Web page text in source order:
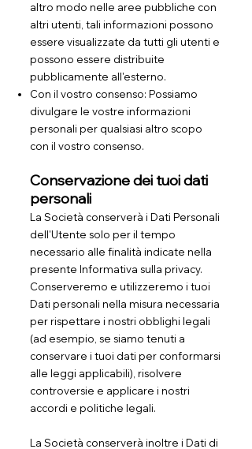
altro modo nelle aree pubbliche con
altri utenti, tali informazioni possono
essere visualizzate da tutti gli utenti e
possono essere distribuite
pubblicamente all'esterno.
Con il vostro consenso: Possiamo
divulgare le vostre informazioni
personali per qualsiasi altro scopo
con il vostro consenso.
Conservazione dei tuoi dati
personali
La Società conserverà i Dati Personali
dell'Utente solo per il tempo
necessario alle finalità indicate nella
presente Informativa sulla privacy.
Conserveremo e utilizzeremo i tuoi
Dati personali nella misura necessaria
per rispettare i nostri obblighi legali
(ad esempio, se siamo tenuti a
conservare i tuoi dati per conformarsi
alle leggi applicabili), risolvere
controversie e applicare i nostri
accordi e politiche legali.
La Società conserverà inoltre i Dati di